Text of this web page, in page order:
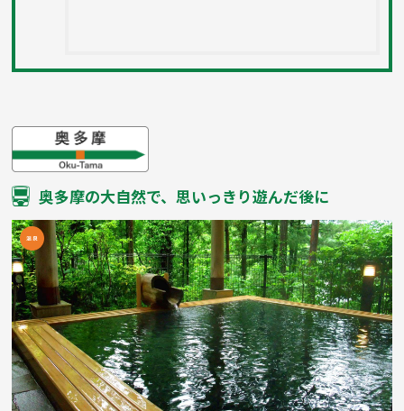
奥多摩の大自然で、思いっきり遊んだ後に